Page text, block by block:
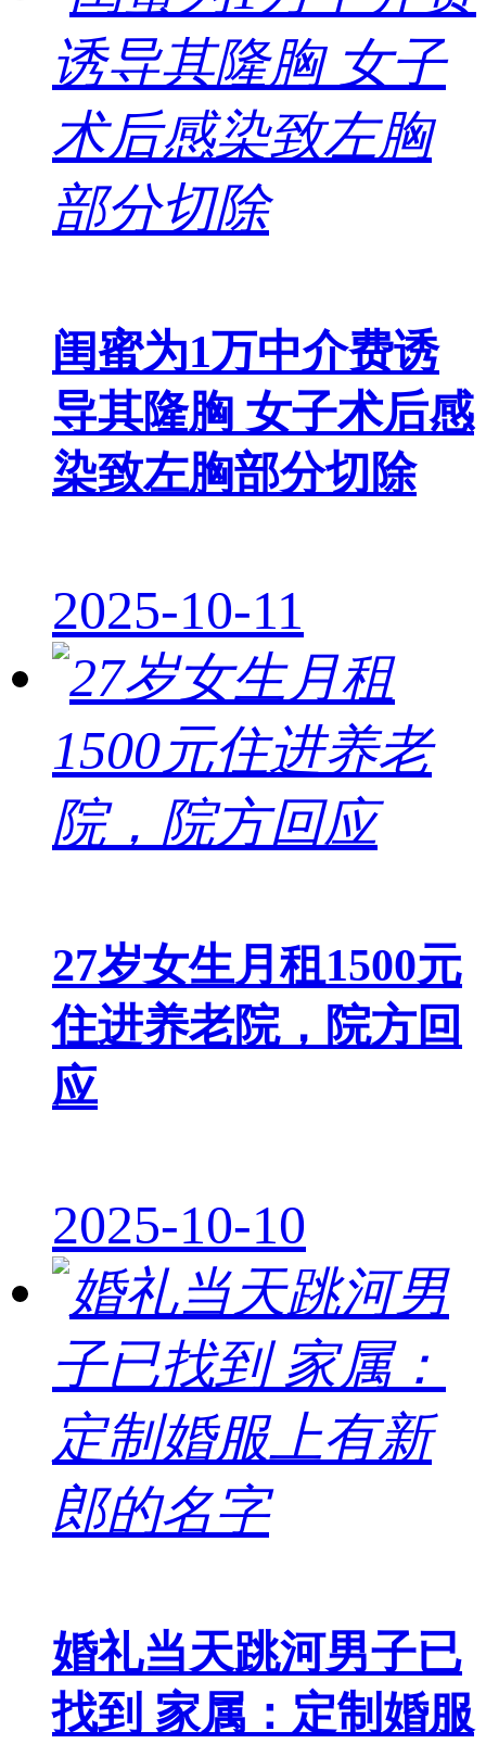
闺蜜为1万中介费诱
导其隆胸 女子术后感
染致左胸部分切除
2025-10-11
27岁女生月租1500元
住进养老院，院方回
应
2025-10-10
婚礼当天跳河男子已
找到 家属：定制婚服